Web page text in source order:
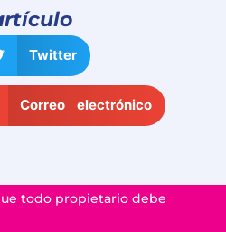
Twitter
Correo electrónico
todo propietario debe